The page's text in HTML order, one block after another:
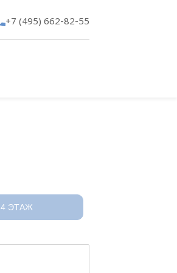
+7 (495) 662-82-55
4 ЭТАЖ